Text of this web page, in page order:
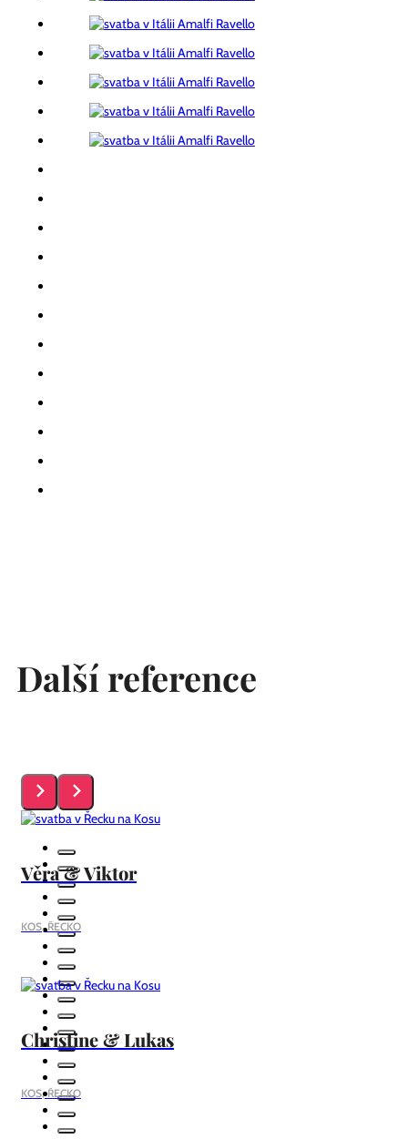
Další reference
Věra & Viktor
KOS, ŘECKO
Christine & Lukas
KOS, ŘECKO